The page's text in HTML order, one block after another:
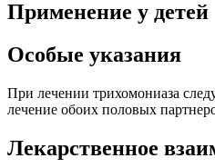
Применение у детей
Особые указания
При лечении трихомониаза
лечение обоих половых
Лекарственное